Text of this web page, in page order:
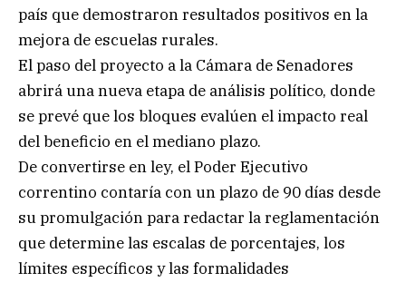
país que demostraron resultados positivos en la
mejora de escuelas rurales.
El paso del proyecto a la Cámara de Senadores
abrirá una nueva etapa de análisis político, donde
se prevé que los bloques evalúen el impacto real
del beneficio en el mediano plazo.
De convertirse en ley, el Poder Ejecutivo
correntino contaría con un plazo de 90 días desde
su promulgación para redactar la reglamentación
que determine las escalas de porcentajes, los
límites específicos y las formalidades